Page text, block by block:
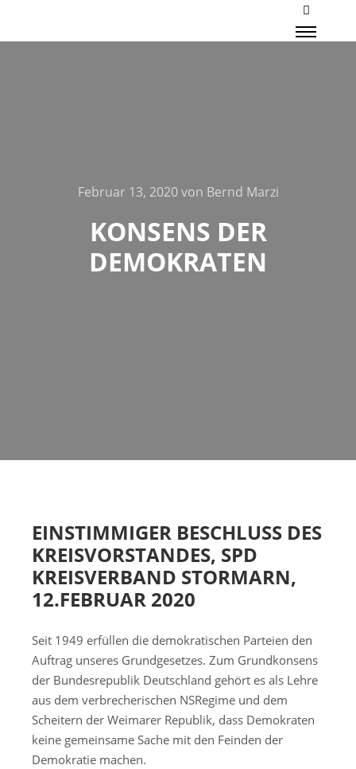
Mehr
Februar 13, 2020von Bernd Marzi
KONSENS DER
DEMOKRATEN
EINSTIMMIGER BESCHLUSS DES
KREISVORSTANDES, SPD
KREISVERBAND STORMARN,
12.FEBRUAR 2020
Seit 1949 erfüllen die demokratischen Parteien den
Auftrag unseres Grundgesetzes. Zum Grundkonsens
der Bundesrepublik Deutschland gehört es als Lehre
aus dem verbrecherischen NSRegime und dem
Scheitern der Weimarer Republik, dass Demokraten
keine gemeinsame Sache mit den Feinden der
Demokratie machen.